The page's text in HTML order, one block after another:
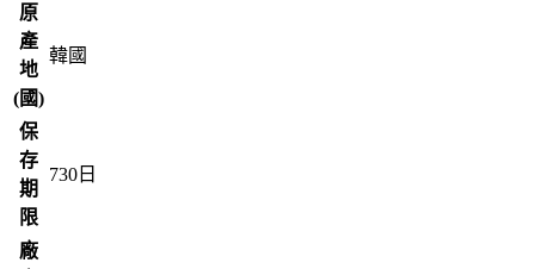
原
產
地
(國)
韓國
保
存
期
限
730 日
廠